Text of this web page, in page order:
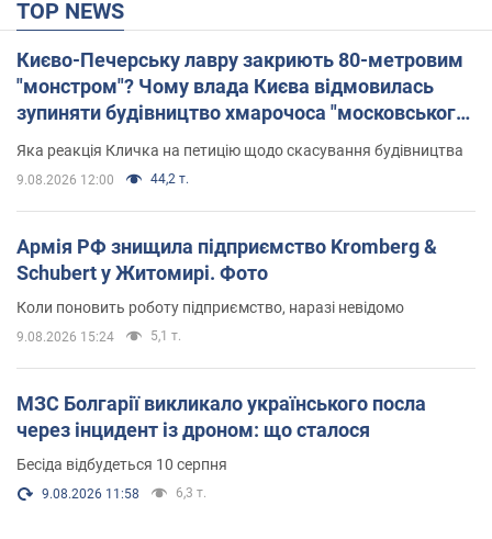
TOP NEWS
Києво-Печерську лавру закриють 80-метровим
"монстром"? Чому влада Києва відмовилась
зупиняти будівництво хмарочоса "московського
вірянина"
Яка реакція Кличка на петицію щодо скасування будівництва
9.08.2026 12:00 44,2 т.
Армія РФ знищила підприємство Kromberg &
Schubert у Житомирі. Фото
Коли поновить роботу підприємство, наразі невідомо
9.08.2026 15:24 5,1 т.
МЗС Болгарії викликало українського посла
через інцидент із дроном: що сталося
Бесіда відбудеться 10 серпня
9.08.2026 11:58 6,3 т.